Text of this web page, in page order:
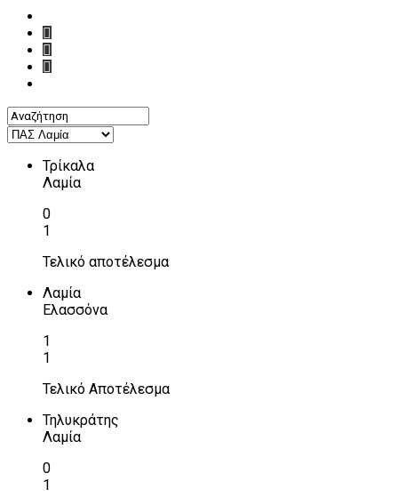
Τρίκαλα
Λαμία
0
1
Τελικό αποτέλεσμα
Λαμία
Ελασσόνα
1
1
Τελικό Αποτέλεσμα
Τηλυκράτης
Λαμία
0
1